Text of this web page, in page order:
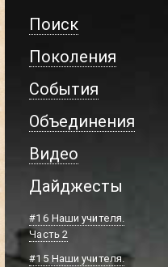
Поиск
Поколения
События
Объединения
Видео
Дайджесты
#16 Наши учителя.
Часть 2
#15 Наши учителя.